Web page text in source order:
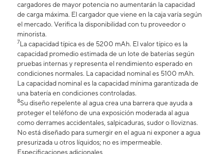
cargadores de mayor potencia no aumentarán la capacidad
de carga máxima. El cargador que viene en la caja varía según
el mercado. Verifica la disponibilidad con tu proveedor o
minorista.
7La capacidad típica es de 5200 mAh. El valor típico es la
capacidad promedio estimada de un lote de baterías según
pruebas internas y representa el rendimiento esperado en
condiciones normales. La capacidad nominal es 5100 mAh.
La capacidad nominal es la capacidad mínima garantizada de
una batería en condiciones controladas.
8Su diseño repelente al agua crea una barrera que ayuda a
proteger el teléfono de una exposición moderada al agua
como derrames accidentales, salpicaduras, sudor o lloviznas.
No está diseñado para sumergir en el agua ni exponer a agua
presurizada u otros líquidos; no es impermeable.
Especificaciones adicionales